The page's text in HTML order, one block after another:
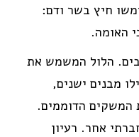
חיץ בשר ודם:
האומה.
הלול המשמש את
מבנים ישנים,
המשקים הדוממים.
אחר. רעיון